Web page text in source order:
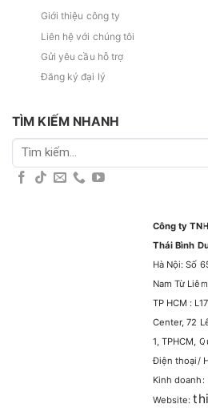
Giới thiệu công ty
Liên hệ với chúng tôi
Gửi yêu cầu hỗ trợ
Đăng ký đại lý
TÌM KIẾM NHANH
Tìm
kiếm:
Công ty
Thái Bình
Hà Nội: Số
Nam Từ
TP HCM :
Center, 72
1, TPHCM,
Điện thoại/
Kinh doanh:
Website: